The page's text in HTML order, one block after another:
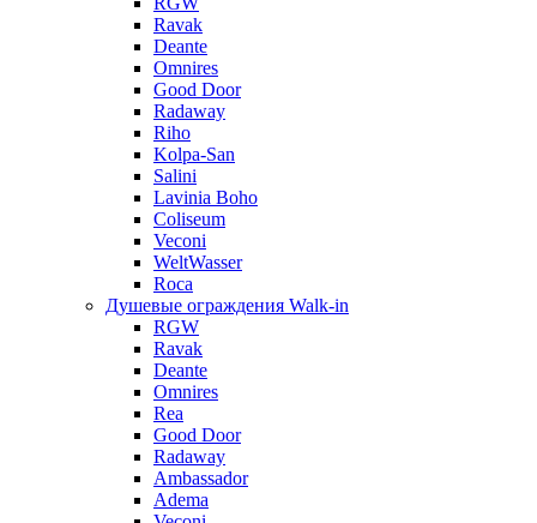
Ravak
Deante
Omnires
Good Door
Radaway
Riho
Kolpa-San
Salini
Lavinia Boho
Coliseum
Veconi
WeltWasser
Roca
Душевые ограждения Walk-in
RGW
Ravak
Deante
Omnires
Rea
Good Door
Radaway
Ambassador
Adema